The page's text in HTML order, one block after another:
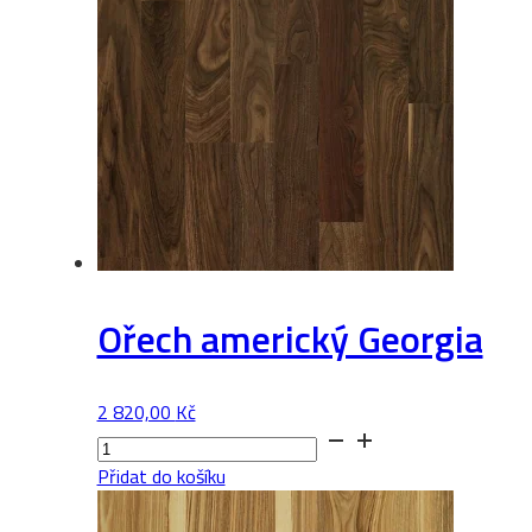
Ořech americký Georgia
2 820,00 Kč
Ořech
americký
Georgia
množství
Přidat do košíku